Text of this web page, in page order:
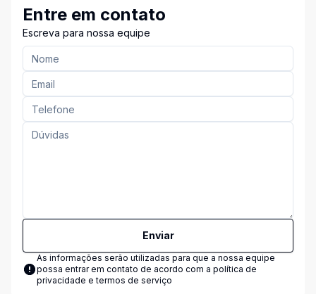
Entre em contato
Escreva para nossa equipe
Enviar
As informações serão utilizadas para que a nossa equipe
possa entrar em contato de acordo com a política de
privacidade e termos de serviço